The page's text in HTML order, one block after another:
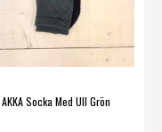
AKKA Socka Med Ull Grön